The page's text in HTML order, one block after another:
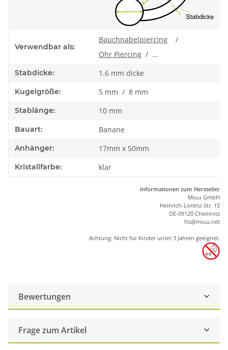
Verwendbar als:
Bauchnabelpiercing
/
Ohr Piercing / ...
Stabdicke: 1.6 mm dicke
Kugelgröße: 5 mm / 8 mm
Stablänge: 10 mm
Bauart: Banane
Anhänger: 17mm x 50mm
Kristallfarbe: klar
Informationen zum Hersteller
Miuu GmbH
Heinrich-Lorenz-Str. 15
DE-09120 Chemnitz
fts@miuu.net
Achtung: Nicht für Kinder unter 3 Jahren geeignet.
Bewertungen
Frage zum Artikel